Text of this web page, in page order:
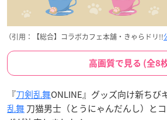
（引用：【総合】コラボカフェ本舗・きゃらドリ!!
高画質で見る (全8
『刀剣乱舞ONLINE』グッズ向け新ちび
乱舞刀猫男士（とうにゃんだんし）と